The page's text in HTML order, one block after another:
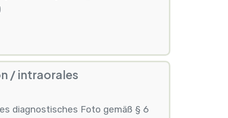
/ intraorales
diagnostisches Foto gemäß § 6